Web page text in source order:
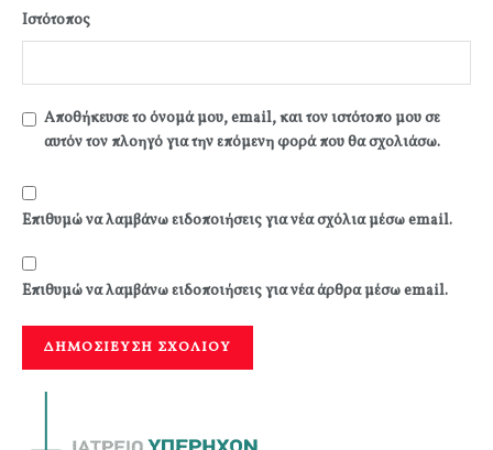
Ιστότοπος
Αποθήκευσε το όνομά μου, email, και τον ιστότοπο μου σε
αυτόν τον πλοηγό για την επόμενη φορά που θα σχολιάσω.
Επιθυμώ να λαμβάνω ειδοποιήσεις για νέα σχόλια μέσω email.
Επιθυμώ να λαμβάνω ειδοποιήσεις για νέα άρθρα μέσω email.